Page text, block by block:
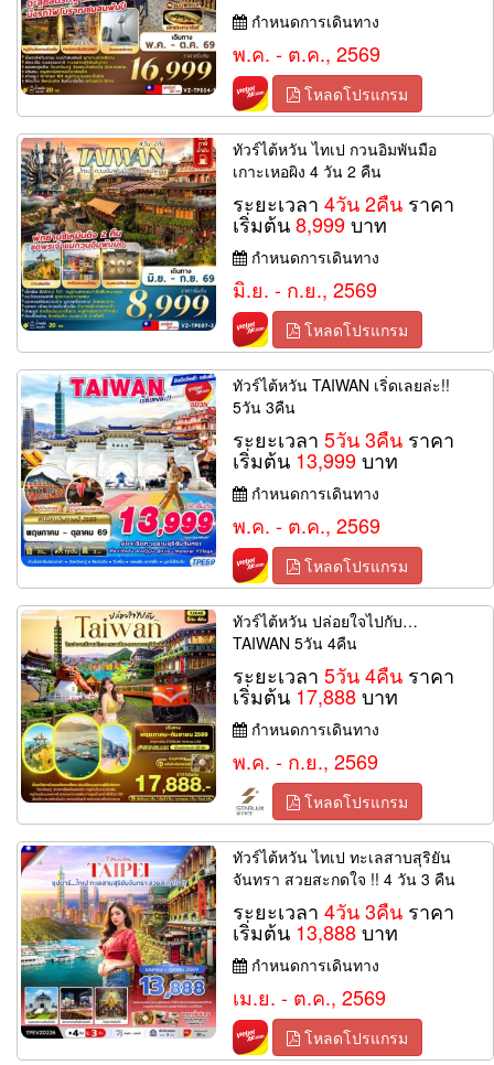
กำหนดการเดินทาง
พ.ค. - ต.ค., 2569
โหลดโปรแกรม
ทัวร์ไต้หวัน ไทเป กวนอิมพันมือ
เกาะเหอผิง 4 วัน 2 คืน
ระยะเวลา4วัน 2คืน ราคา
เริ่มต้น8,999บาท
กำหนดการเดินทาง
มิ.ย. - ก.ย., 2569
โหลดโปรแกรม
ทัวร์ไต้หวัน TAIWAN เริ่ดเลยล่ะ!!
5วัน 3คืน
ระยะเวลา5วัน 3คืน ราคา
เริ่มต้น 13,999บาท
กำหนดการเดินทาง
พ.ค. - ต.ค., 2569
โหลดโปรแกรม
ทัวร์ไต้หวัน ปล่อยใจไปกับ…
TAIWAN 5วัน 4คืน
ระยะเวลา5วัน 4คืน ราคา
เริ่มต้น 17,888บาท
กำหนดการเดินทาง
พ.ค. - ก.ย., 2569
โหลดโปรแกรม
ทัวร์ไต้หวัน ไทเป ทะเลสาบสุริยัน
จันทรา สวยสะกดใจ !! 4 วัน 3 คืน
ระยะเวลา4วัน 3คืน ราคา
เริ่มต้น 13,888บาท
กำหนดการเดินทาง
เม.ย. - ต.ค., 2569
โหลดโปรแกรม